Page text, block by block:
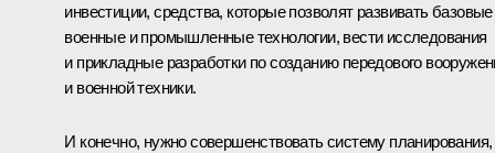
инвестиции, средства, которые позволят развивать базовые
военные и промышленные технологии, вести исследования
и прикладные разработки по созданию передового
и военной техники.
И конечно, нужно совершенствовать систему планирования,